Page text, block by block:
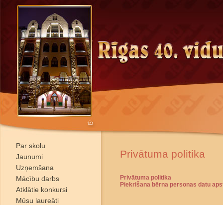
Par skolu
Jaunumi
Uzņemšana
Mācību darbs
Atklātie konkursi
Mūsu laureāti
Privātuma politika
Privātuma politika
Piekrišana bērna personas datu